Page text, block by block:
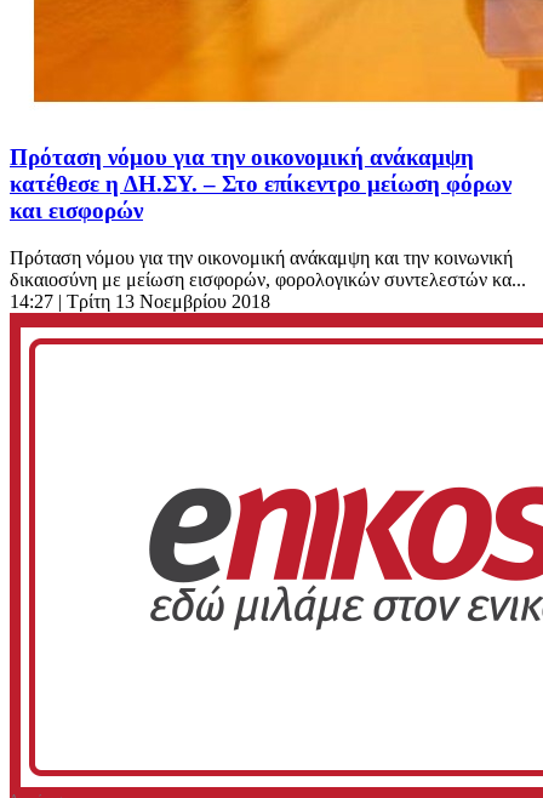
Πρόταση νόμου για την οικονομική ανάκαμψη
κατέθεσε η ΔΗ.ΣΥ. – Στο επίκεντρο μείωση φόρων
και εισφορών
Πρόταση νόμου για την οικονομική ανάκαμψη και την κοινωνική
δικαιοσύνη με μείωση εισφορών, φορολογικών συντελεστών κα...
14:27 | Τρίτη 13 Νοεμβρίου 2018